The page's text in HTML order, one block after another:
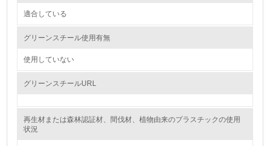
レベル2
適合している
グリーンスチール使用有無
使用していない
グリーンスチールURL
再生材または森林認証材、間伐材、植物由来のプラスチックの使用
状況